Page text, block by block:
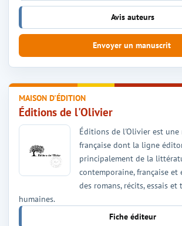
Avis auteurs
Envoyer un manuscrit
MAISON D'ÉDITION
Éditions de l'Olivier
Éditions de l'Olivier est
française dont la ligne
principalement de la
contemporaine, française et
des romans, récits, essais et
humaines.
Fiche éditeur